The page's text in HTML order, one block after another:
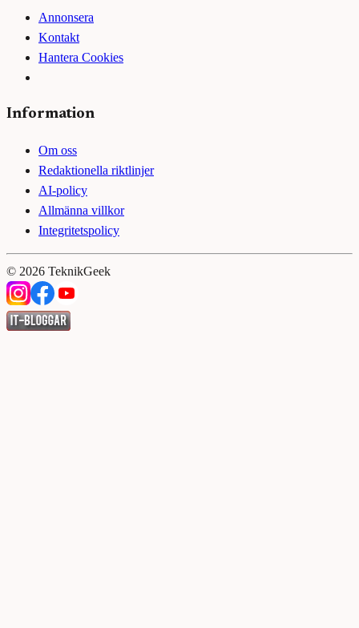
Annonsera
Kontakt
Hantera Cookies
Information
Om oss
Redaktionella riktlinjer
AI-policy
Allmänna villkor
Integritetspolicy
© 2026 TeknikGeek